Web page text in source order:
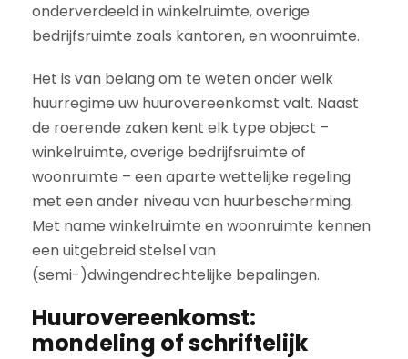
onderverdeeld in winkelruimte, overige
bedrijfsruimte zoals kantoren, en woonruimte.
Het is van belang om te weten onder welk
huurregime uw huurovereenkomst valt. Naast
de roerende zaken kent elk type object –
winkelruimte, overige bedrijfsruimte of
woonruimte – een aparte wettelijke regeling
met een ander niveau van huurbescherming.
Met name winkelruimte en woonruimte kennen
een uitgebreid stelsel van
(semi-)dwingendrechtelijke bepalingen.
Huurovereenkomst:
mondeling of schriftelijk